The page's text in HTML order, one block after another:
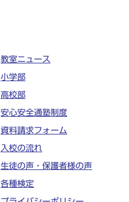
教室ニュース
小学部
高校部
安心安全通塾制度
資料請求フォーム
入校の流れ
生徒の声・保護者様の声
各種検定